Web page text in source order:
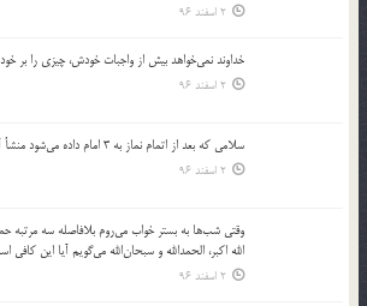
2 اسفند 96
خداوند نمي‌خواهد بيش از واجبات خودش، چيزي را بر
2 اسفند 96
سلامي كه بعد از اتمام نماز به 3 امام داده مي‌شود منشأ آن چيست؟
2 اسفند 96
وقتي شب‌ها به بستر خواب مي‌روم بلافاصله سه مرتبه
الله اكبر، الحمدالله و سبحان‌الله مي‌گويم آيا اين كافي
2 اسفند 96